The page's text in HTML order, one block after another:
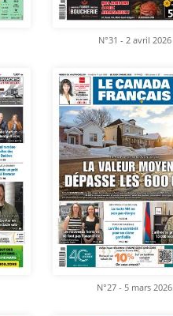
N°31 - 2 avril 2026
N°27 - 5 mars 2026